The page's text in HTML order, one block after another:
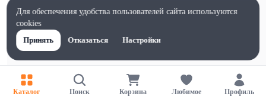
Каталог Поиск Корзина Любимое Профиль
Для обеспечения удобства пользователей сайта используются
cookies
Принять
Отказаться Настройки